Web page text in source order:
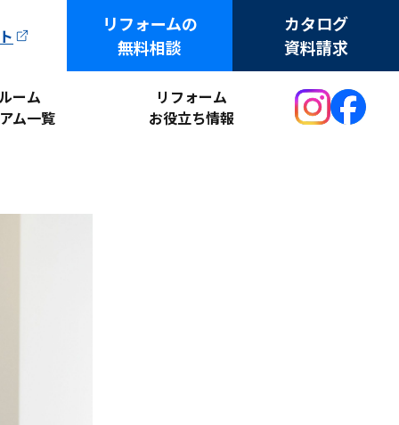
リフォームの
無料相談
カタログ
資料請求
ーム
ム一覧
リフォーム
お役立ち情報